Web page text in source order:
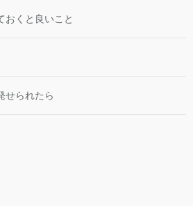
おくと良いこと
せられたら